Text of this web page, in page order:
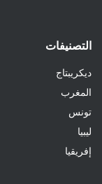
التصنيفات
ديكريبتاج
المغرب
تونس
ليبيا
إفريقيا